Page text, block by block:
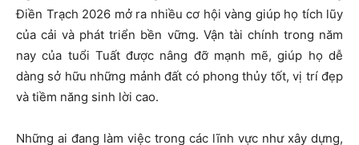
Điền Trạch 2026 mở ra nhiều cơ hội vàng giúp họ tích lũy
của cải và phát triển bền vững. Vận tài chính trong năm
nay của tuổi Tuất được nâng đỡ mạnh mẽ, giúp họ dễ
dàng sở hữu những mảnh đất có phong thủy tốt, vị trí đẹp
và tiềm năng sinh lời cao.
Những ai đang làm việc trong các lĩnh vực như xây dựng,